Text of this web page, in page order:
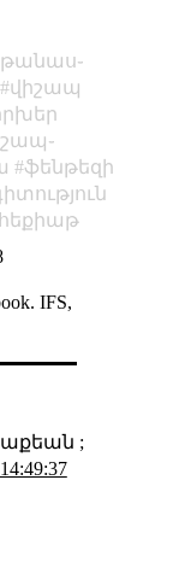
վիշապ
ֆենթեզի
IFS,
;